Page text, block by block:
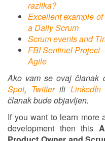
razlika?
Excellent example
a Daily Scrum
Scrum events and
FBI Sentinel Project
Agile
Ako vam se ovaj članak
Spot, Twitterili LinkedIni
članak bude objavljen.
If you want to learn more
development then this